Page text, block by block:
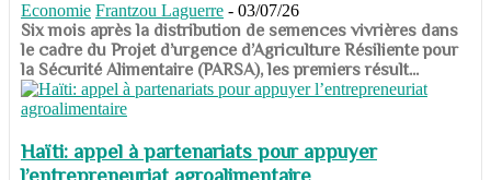
Economie Frantzou Laguerre - 03/07/26
​​​​​​​Six mois après la distribution de semences vivrières dans
le cadre du Projet d’urgence d’Agriculture Résiliente pour
la Sécurité Alimentaire (PARSA), les premiers résult...
Haïti: appel à partenariats pour appuyer
l’entrepreneuriat agroalimentaire